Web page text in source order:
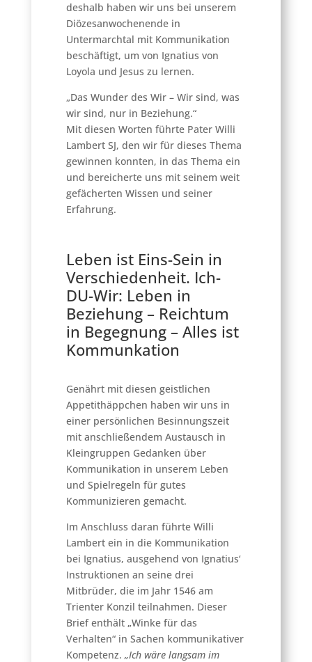
deshalb haben wir uns bei unserem
Diözesanwochenende in
Untermarchtal mit Kommunikation
beschäftigt, um von Ignatius von
Loyola und Jesus zu lernen.
„Das Wunder des Wir – Wir sind, was
wir sind, nur in Beziehung.“
Mit diesen Worten führte Pater Willi
Lambert SJ, den wir für dieses Thema
gewinnen konnten, in das Thema ein
und bereicherte uns mit seinem weit
gefächerten Wissen und seiner
Erfahrung.
Leben ist Eins-Sein in
Verschiedenheit. Ich-
DU-Wir: Leben in
Beziehung – Reichtum
in Begegnung – Alles ist
Kommunkation
Genährt mit diesen geistlichen
Appetithäppchen haben wir uns in
einer persönlichen Besinnungszeit
mit anschließendem Austausch in
Kleingruppen Gedanken über
Kommunikation in unserem Leben
und Spielregeln für gutes
Kommunizieren gemacht.
Im Anschluss daran führte Willi
Lambert ein in die Kommunikation
bei Ignatius, ausgehend von Ignatius‘
Instruktionen an seine drei
Mitbrüder, die im Jahr 1546 am
Trienter Konzil teilnahmen. Dieser
Brief enthält „Winke für das
Verhalten“ in Sachen kommunikativer
Kompetenz. „Ich wäre langsam im